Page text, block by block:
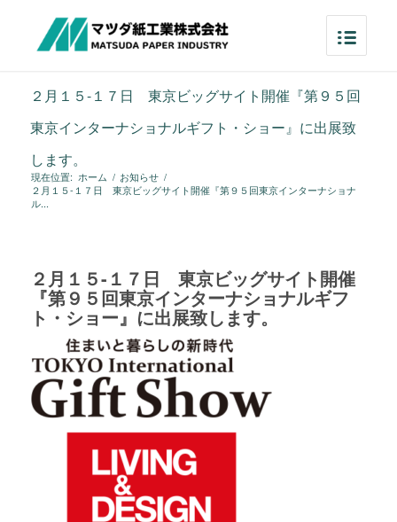
２月１５-１７日 東京ビッグサイト開催『第９５回
東京インターナショナルギフト・ショー』に出展致
します。
現在位置: ホーム / お知らせ /
２月１５-１７日 東京ビッグサイト開催『第９５回東京インターナショナ
ル...
２月１５-１７日 東京ビッグサイト開催
『第９５回東京インターナショナルギフ
ト・ショー』に出展致します。